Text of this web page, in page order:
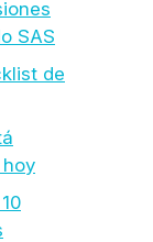
SAS
de